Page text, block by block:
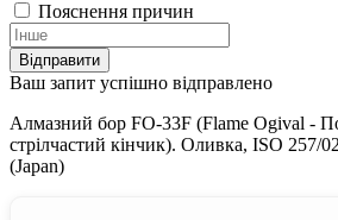
Пояснення причин
Відправити
Ваш запит успішно відправлено
Алмазний бор FO-33F (Flame Ogival -
стрілчастий кінчик). Оливка, ISO 257/
(Japan)